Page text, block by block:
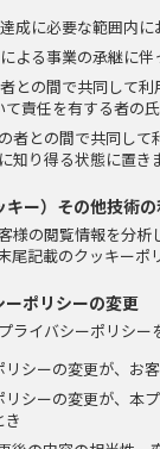
成に必要な範囲内
よる事業の承継に
との間で共同して
責任を有する者の
者との間で共同し
知り得る状態に置き
ー）その他技術の
様の閲覧情報を分
尾記載のクッキーポ
ポリシーの変更
ライバシーポリシー
リシーの変更が、お
リシーの変更が、本
き